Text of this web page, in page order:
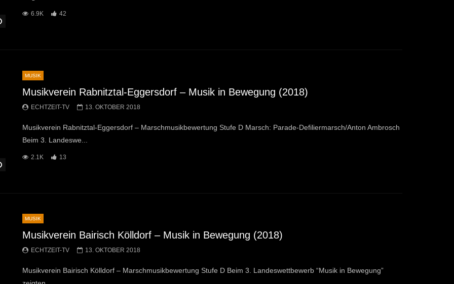
6.9K 42
MUSIK
Musikverein Rabnitztal-Eggersdorf – Musik in Bewegung (2018)
ECHTZEIT-TV 13. OKTOBER 2018
Musikverein Rabnitztal-Eggersdorf – Marschmusikbewertung Stufe D Marsch: Parade-Defiliermarsch/Anton Ambrosch
Beim 3. Landeswe...
2.1K 13
MUSIK
Musikverein Bairisch Kölldorf – Musik in Bewegung (2018)
ECHTZEIT-TV 13. OKTOBER 2018
Musikverein Bairisch Kölldorf – Marschmusikbewertung Stufe D Beim 3. Landeswettbewerb “Musik in Bewegung”